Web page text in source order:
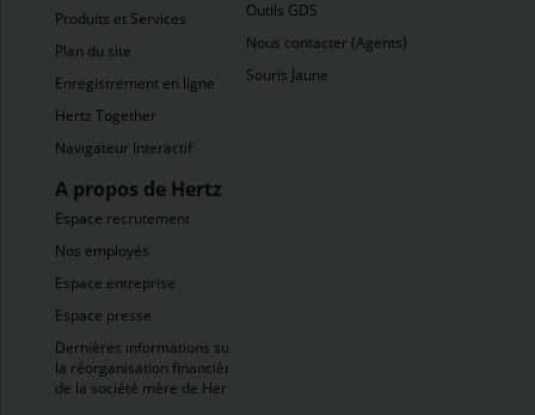
Produits et Services
Plan du site
Enregistrement en ligne
Hertz Together
Navigateur Interactif
A propos de Hertz
Espace recrutement
Nos employés
Espace entreprise
Espace presse
Dernières informations sur
la réorganisation financière
de la société mère de Hertz
Outils GDS
Nous contacter (Agents)
Souris Jaune